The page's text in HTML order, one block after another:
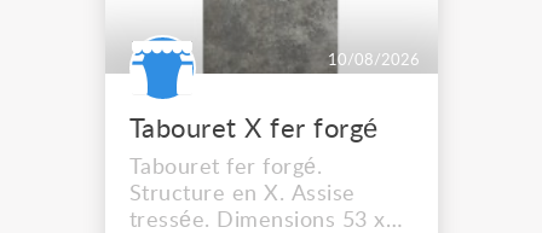
10/08/2026
Tabouret X fer forgé
Tabouret fer forgé.
Structure en X. Assise
tressée. Dimensions 53 x